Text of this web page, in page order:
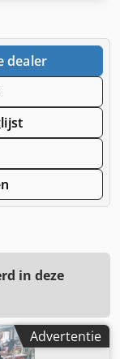
dealer
in deze
Advertentie